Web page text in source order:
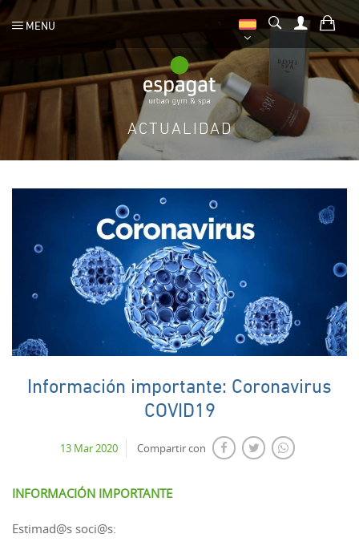
MENU
ACTUALIDAD
Información importante: Coronavirus
COVID19
13 Mar 2020 Compartir con
INFORMACIÓN IMPORTANTE
Estimad@s soci@s: